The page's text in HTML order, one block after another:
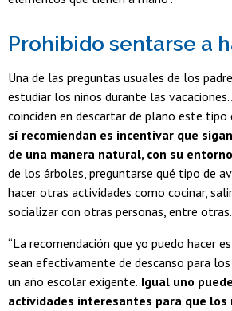
Prohibido sentarse a
Una de las preguntas usuales de los
estudiar los niños durante las
coinciden en descartar de plano este tipo
sí recomiendan es incentivar que
de una manera natural, con su entorno
de los árboles, preguntarse qué tipo de
hacer otras actividades como cocinar,
socializar con otras personas, entre otras.
“La recomendación que yo puedo hacer
sean efectivamente de descanso para los
un año escolar exigente. Igual uno
actividades interesantes para que los